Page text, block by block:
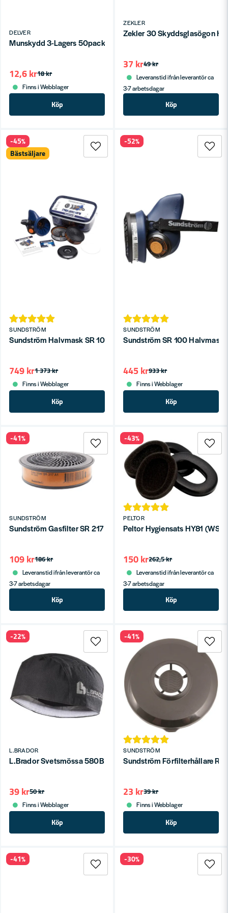
DELVER
Munskydd 3-Lagers 50pack
18 kr
12,6 kr
Finns i Webblager
Köp
ZEKLER
Zekler 30 Skyddsglasögon
49 kr
37 kr
Leveranstid ifrån leverantör ca
3-7 arbetsdagar
Köp
SUNDSTRÖM
Sundström Halvmask SR 100 Premium Pack M/L
1 373 kr
749 kr
Finns i Webblager
Köp
-45%
Bästsäljare
SUNDSTRÖM
Sundström SR 100 Halvmask
933 kr
445 kr
Finns i Webblager
Köp
-52%
SUNDSTRÖM
Sundström Gasfilter SR 217 A1
186 kr
109 kr
Leveranstid ifrån leverantör ca
3-7 arbetsdagar
Köp
-41%
PELTOR
Peltor Hygiensats HY81 (WS
262,5 kr
150 kr
Leveranstid ifrån leverantör ca
3-7 arbetsdagar
Köp
-43%
L.BRADOR
L.Brador Svetsmössa 580B Svart One size
50 kr
39 kr
Finns i Webblager
Köp
-22%
SUNDSTRÖM
Sundström Förfilterhållare
39 kr
23 kr
Finns i Webblager
Köp
-41%
-41% -30%